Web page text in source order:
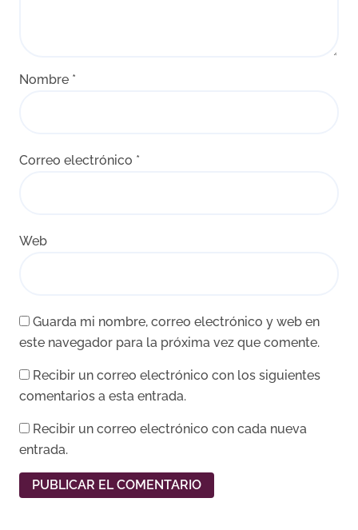
Nombre *
Correo electrónico *
Web
Guarda mi nombre, correo electrónico y web en
este navegador para la próxima vez que comente.
Recibir un correo electrónico con los siguientes
comentarios a esta entrada.
Recibir un correo electrónico con cada nueva
entrada.